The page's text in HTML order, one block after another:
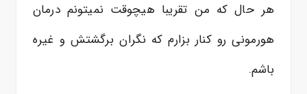
هر حال که من تقریبا هیچوقت نمیتونم درمان
هورمونی رو کنار بزارم که نگران برگشتش و غیره
باشم.